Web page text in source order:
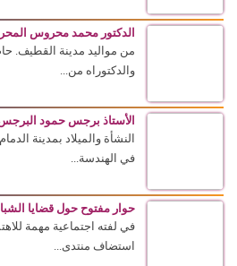
الدكتور محمد محروس
من مواليد مدينة القطيف.
والدكتوراه من...
الأستاذ برجس حمود
النشأة والميلاد بمدينة
في الهندسة...
حوار مفتوح حول قضايا
في لفته اجتماعية مهمة
استضاف منتدى...